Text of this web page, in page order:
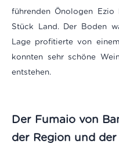
führenden Önologen
Stück Land. Der Boden
Lage profitierte von
konnten sehr schöne
entstehen.
Der Fumaio von
der Region und